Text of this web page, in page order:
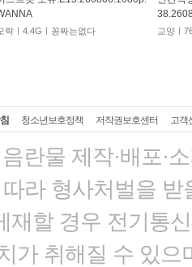
락ㅣ4.4Gㅣ꽁짜는없다 교양ㅣ
청소년보호정책 저작권보호센터 고객
란물 제작·배포·
라 형사처벌을 받
재할 경우 전기통
가 취해질 수 있으